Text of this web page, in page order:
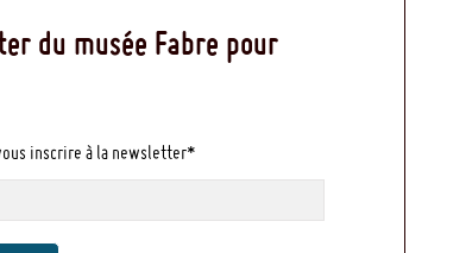
du musée Fabre pour
inscrire à la newsletter*